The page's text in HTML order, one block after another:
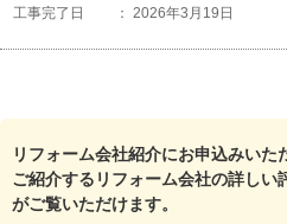
工事完了日
： 2026年3月19日
4
住みながらのリフォームかつ夏場だ
リフォーム会社紹介にお申込みいた
ご紹介するリフォーム会社の詳しい
がご覧いただけます。